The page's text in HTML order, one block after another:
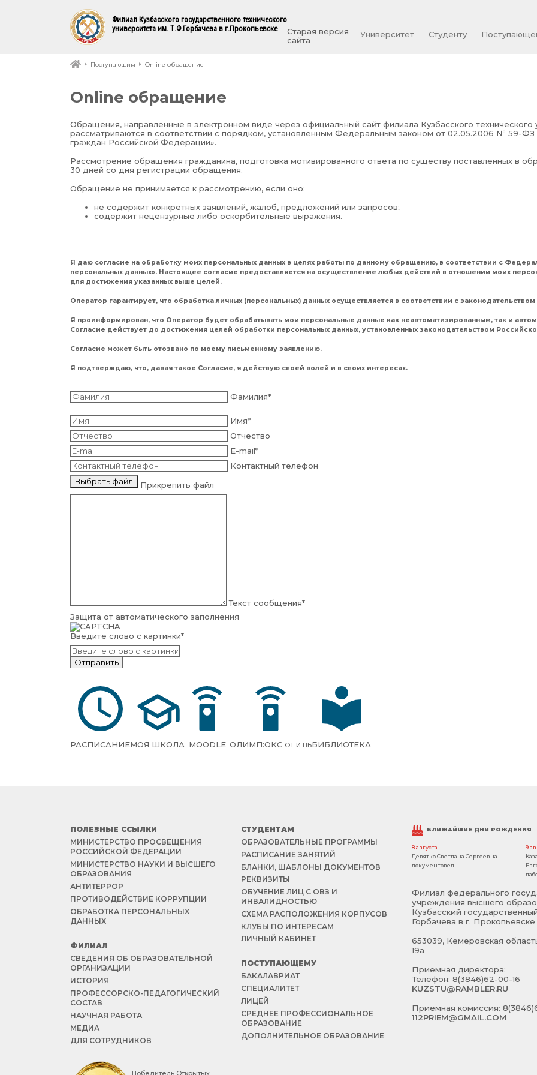
Филиал Кузбасского государственного технического
университета им. Т.Ф.Горбачева в г.Прокопьевске
Старая версия
сайта
Университет Студенту
Поступающим Online обращение
Online обращение
Обращения, направленные в электронном виде через официальный сайт филиала Кузбасского технического
рассматриваются в соответствии с порядком, установленным Федеральным законом от 02.05.2006 № 59-
граждан Российской Федерации».
Рассмотрение обращения гражданина, подготовка мотивированного ответа по существу поставленных в
30 дней со дня регистрации обращения.
Обращение не принимается к рассмотрению, если оно:
не содержит конкретных заявлений, жалоб, предложений или запросов;
содержит нецензурные либо оскорбительные выражения.
Я даю согласие на обработку моих персональных данных в целях работы по данному обращению, в соответствии с
персональных данных». Настоящее согласие предоставляется на осуществление любых действий в отношении моих
для достижения указанных выше целей.
Оператор гарантирует, что обработка личных (персональных) данных осуществляется в соответствии с
Я проинформирован, что Оператор будет обрабатывать мои персональные данные как неавтоматизированным, так и
Согласие действует до достижения целей обработки персональных данных, установленных законодательством
Согласие может быть отозвано по моему письменному заявлению.
Я подтверждаю, что, давая такое Согласие, я действую своей волей и в своих интересах.
Фамилия*
Имя*
Отчество
E-mail*
Контактный телефон
Выбрать файл
Прикрепить файл
Текст сообщения*
Защита от автоматического заполнения
Введите слово с картинки*
РАСПИСАНИЕМОЯ ШКОЛА MOODLE ОЛИМП:ОКС ОТ И ПББИБЛИОТЕКА
ПОЛЕЗНЫЕ ССЫЛКИ
МИНИСТЕРСТВО ПРОСВЕЩЕНИЯ
РОССИЙСКОЙ ФЕДЕРАЦИИ
МИНИСТЕРСТВО НАУКИ И ВЫСШЕГО
ОБРАЗОВАНИЯ
АНТИТЕРРОР
ПРОТИВОДЕЙСТВИЕ КОРРУПЦИИ
ОБРАБОТКА ПЕРСОНАЛЬНЫХ
ДАННЫХ
ФИЛИАЛ
СВЕДЕНИЯ ОБ ОБРАЗОВАТЕЛЬНОЙ
ОРГАНИЗАЦИИ
ИСТОРИЯ
ПРОФЕССОРСКО-ПЕДАГОГИЧЕСКИЙ
СОСТАВ
НАУЧНАЯ РАБОТА
МЕДИА
ДЛЯ СОТРУДНИКОВ
Победитель Открытых
СТУДЕНТАМ
ОБРАЗОВАТЕЛЬНЫЕ ПРОГРАММЫ
РАСПИСАНИЕ ЗАНЯТИЙ
БЛАНКИ, ШАБЛОНЫ ДОКУМЕНТОВ
РЕКВИЗИТЫ
ОБУЧЕНИЕ ЛИЦ С ОВЗ И
ИНВАЛИДНОСТЬЮ
СХЕМА РАСПОЛОЖЕНИЯ КОРПУСОВ
КЛУБЫ ПО ИНТЕРЕСАМ
ЛИЧНЫЙ КАБИНЕТ
ПОСТУПАЮЩЕМУ
БАКАЛАВРИАТ
СПЕЦИАЛИТЕТ
ЛИЦЕЙ
СРЕДНЕЕ ПРОФЕССИОНАЛЬНОЕ
ОБРАЗОВАНИЕ
ДОПОЛНИТЕЛЬНОЕ ОБРАЗОВАНИЕ
БЛИЖАЙШИЕ ДНИ РОЖДЕНИЯ
8 августа
Девятко Светлана Сергеевна
документовед
9
Филиал федерального
учреждения высшего
Кузбасский
Горбачева в г. Прокопьевске
653039, Кемеровская
19а
Приемная директора:
Телефон: 8(3846)62-00-16
KUZSTU@RAMBLER.RU
Приемная комиссия:
112PRIEM@GMAIL.COM